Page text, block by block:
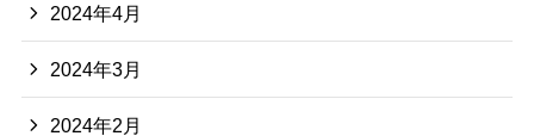
2024年4月
2024年3月
2024年2月